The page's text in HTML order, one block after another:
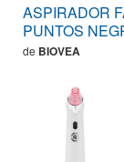
ASPIRADOR
PUNTOS
de BIOVEA